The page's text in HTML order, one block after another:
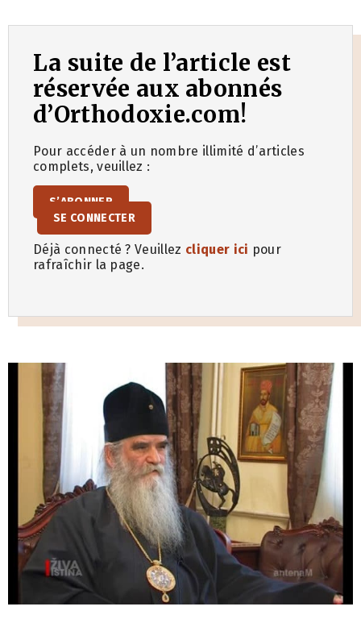
La suite de l’article est
réservée aux abonnés
d’Orthodoxie.com!
Pour accéder à un nombre illimité d’articles
complets, veuillez :
S’ABONNER
SE CONNECTER
Déjà connecté ? Veuillez cliquer ici pour
rafraîchir la page.